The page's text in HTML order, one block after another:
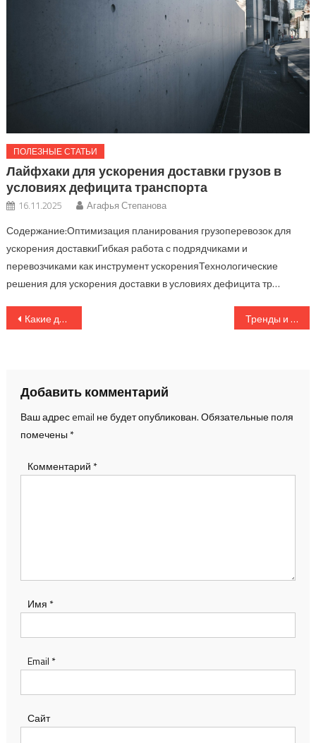
ПОЛЕЗНЫЕ СТАТЬИ
Лайфхаки для ускорения доставки грузов в
условиях дефицита транспорта
16.11.2025 Агафья Степанова
Содержание:Оптимизация планирования грузоперевозок для
ускорения доставкиГибкая работа с подрядчиками и
перевозчиками как инструмент ускоренияТехнологические
решения для ускорения доставки в условиях дефицита тр…
Навигация
Какие документы нужны для перевозки различных видов грузов в 2025 году Тренды и инновации в логистике: что изменится в сфере грузоперевозок в 2025
Добавить комментарий
Ваш адрес email не будет опубликован.Обязательные поля
помечены *
Комментарий *
Имя *
Email *
Сайт